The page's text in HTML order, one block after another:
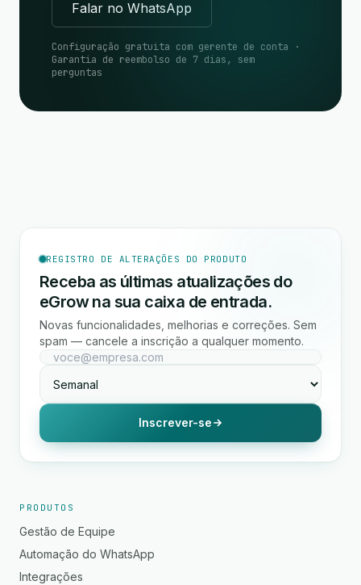
Falar no WhatsApp
Configuração gratuita com gerente de conta ·
Garantia de reembolso de 7 dias, sem
perguntas
REGISTRO DE ALTERAÇÕES DO PRODUTO
Receba as últimas atualizações do
eGrow na sua caixa de entrada.
Novas funcionalidades, melhorias e correções. Sem
spam — cancele a inscrição a qualquer momento.
Inscrever-se
PRODUTOS
Gestão de Equipe
Automação do WhatsApp
Integrações